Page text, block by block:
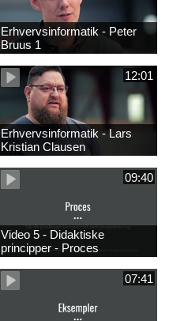
Erhvervsinformatik - Peter
Bruus 1
12:01
Erhvervsinformatik - Lars
Kristian Clausen
09:40
Video 5 - Didaktiske
principper - Proces
07:41